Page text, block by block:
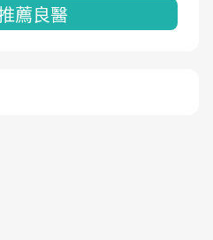
薦良醫